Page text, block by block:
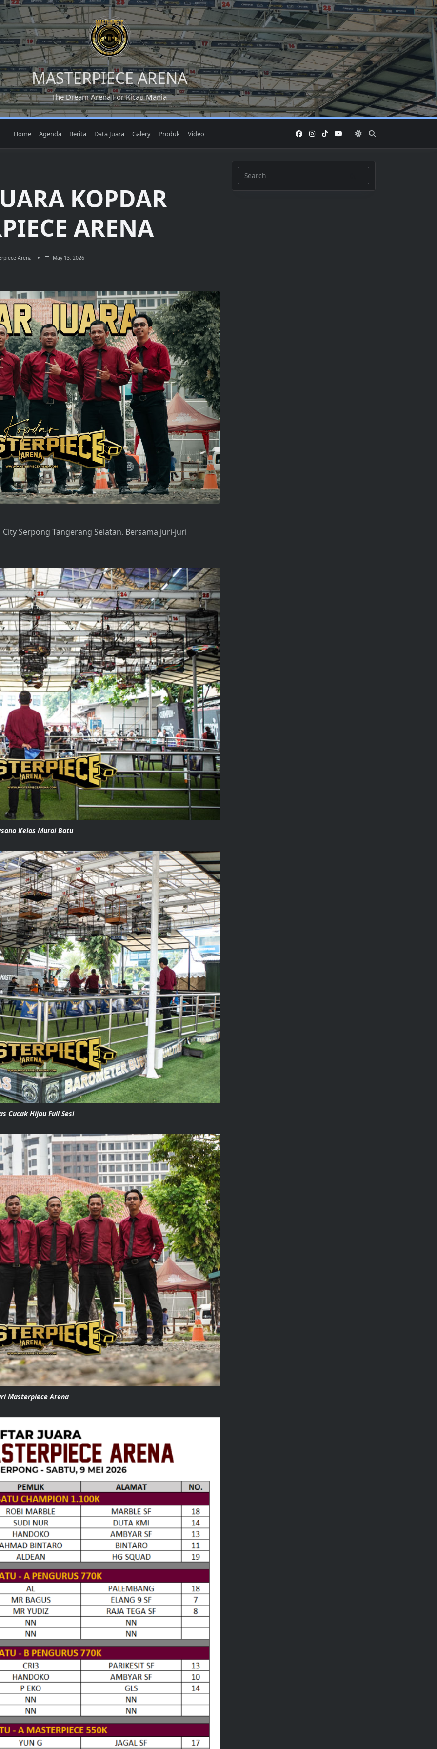
MASTERPIECE ARENA
The Dream Arena For Kicau Mania
Home Agenda Berita Data Juara Galery Produk Video
KOPDAR
ARENA
Arena May 13, 2026
Serpong Tangerang Selatan. Bersama juri-juri
Kelas Murai Batu
Cucak Hijau Full Sesi
Masterpiece Arena
Search
for: